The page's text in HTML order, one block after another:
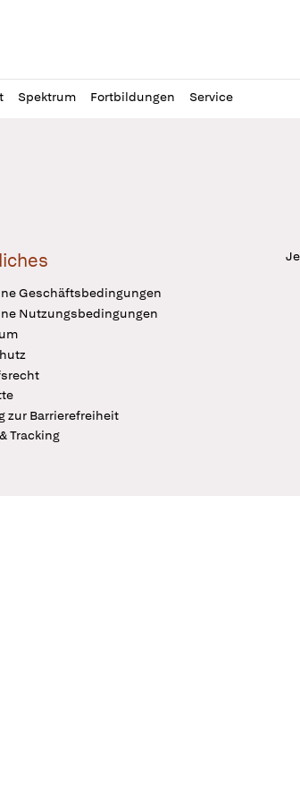
Spektrum Fortbildungen Service
Geschäftsbedingungen
Nutzungsbedingungen
zur Barrierefreiheit
Tracking